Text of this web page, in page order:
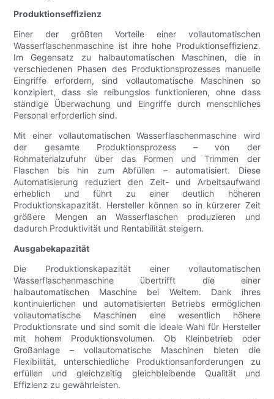
Produktionseffizienz
Einer der größten Vorteile einer vollautomatischen
Wasserflaschenmaschine ist ihre hohe Produktionseffizienz.
Im Gegensatz zu halbautomatischen Maschinen, die in
verschiedenen Phasen des Produktionsprozesses manuelle
Eingriffe erfordern, sind vollautomatische Maschinen so
konzipiert, dass sie reibungslos funktionieren, ohne dass
ständige Überwachung und Eingriffe durch menschliches
Personal erforderlich sind.
Mit einer vollautomatischen Wasserflaschenmaschine wird
der gesamte Produktionsprozess – von der
Rohmaterialzufuhr über das Formen und Trimmen der
Flaschen bis hin zum Abfüllen – automatisiert. Diese
Automatisierung reduziert den Zeit- und Arbeitsaufwand
erheblich und führt zu einer deutlich höheren
Produktionskapazität. Hersteller können so in kürzerer Zeit
größere Mengen an Wasserflaschen produzieren und
dadurch Produktivität und Rentabilität steigern.
Ausgabekapazität
Die Produktionskapazität einer vollautomatischen
Wasserflaschenmaschine übertrifft die einer
halbautomatischen Maschine bei Weitem. Dank ihres
kontinuierlichen und automatisierten Betriebs ermöglichen
vollautomatische Maschinen eine wesentlich höhere
Produktionsrate und sind somit die ideale Wahl für Hersteller
mit hohem Produktionsvolumen. Ob Kleinbetrieb oder
Großanlage – vollautomatische Maschinen bieten die
Flexibilität, unterschiedliche Produktionsanforderungen zu
erfüllen und gleichzeitig gleichbleibende Qualität und
Effizienz zu gewährleisten.